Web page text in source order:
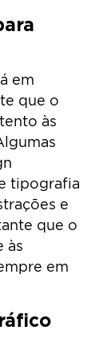
em
que o
às
tipografia
e
que o
às
em